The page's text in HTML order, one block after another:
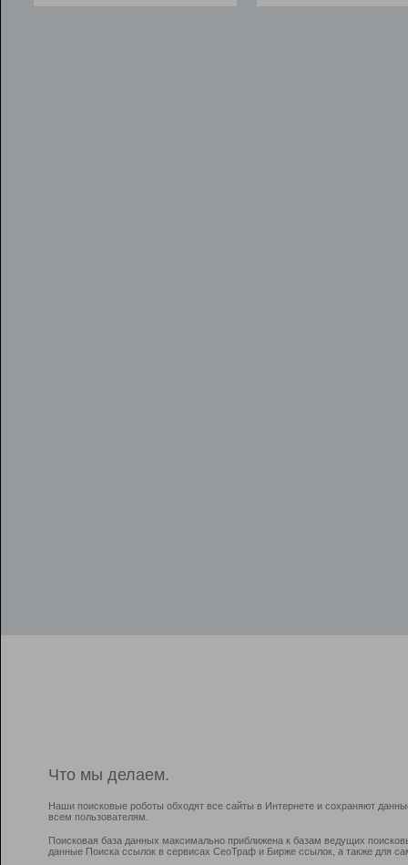
Что мы делаем.
Наши поисковые роботы обходят все сайты в Интернете и сохраняют
всем пользователям.
Поисковая база данных максимально приближена к базам ведущих
данные Поиска ссылок в сервисах СеоТраф и Бирже ссылок, а также для